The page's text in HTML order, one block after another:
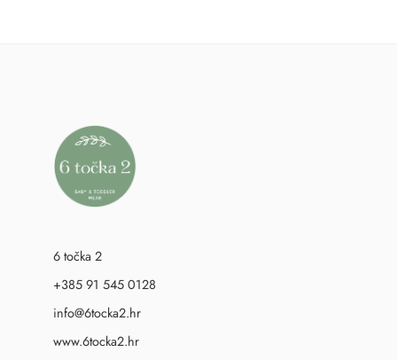
6 točka 2
+385 91 545 0128
info@6tocka2.hr
www.6tocka2.hr